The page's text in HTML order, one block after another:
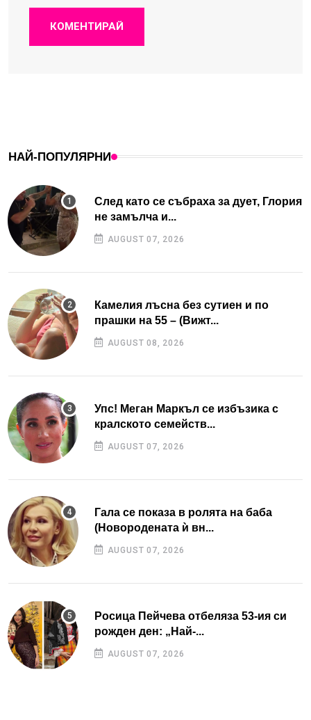
КОМЕНТИРАЙ
НАЙ-ПОПУЛЯРНИ
След като се събраха за дует, Глория
не замълча и...
AUGUST 07, 2026
Камелия лъсна без сутиен и по
прашки на 55 – (Вижт...
AUGUST 08, 2026
Упс! Меган Маркъл се избъзика с
кралското семейств...
AUGUST 07, 2026
Гала се показа в ролята на баба
(Новородената ѝ вн...
AUGUST 07, 2026
Росица Пейчева отбеляза 53-ия си
рожден ден: „Най-...
AUGUST 07, 2026